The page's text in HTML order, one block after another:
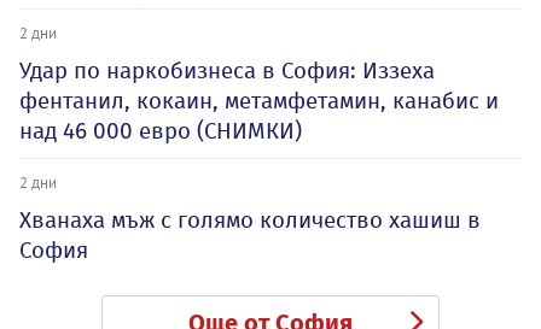
2 дни
Удар по наркобизнеса в София: Иззеха
фентанил, кокаин, метамфетамин, канабис и
над 46 000 евро (СНИМКИ)
2 дни
Хванаха мъж с голямо количество хашиш в
София
Още от София